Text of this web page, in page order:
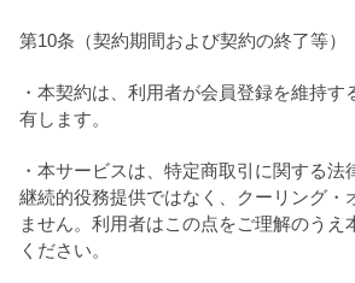
第10条（契約期間および契約の終了等）
・本契約は、利用者が会員登録を維持す
有します。
・本サービスは、特定商取引に関する法
継続的役務提供ではなく、クーリング・
ません。利用者はこの点をご理解のうえ
ください。